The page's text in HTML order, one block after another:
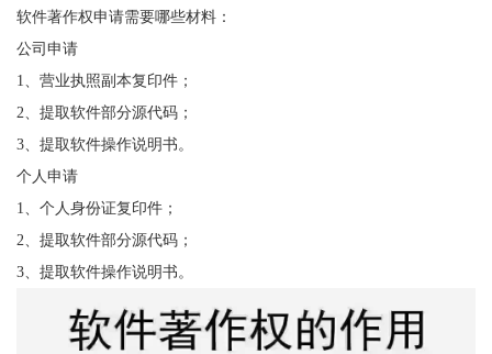
软件著作权申请需要哪些材料：
公司申请
1、营业执照副本复印件；
2、提取软件部分源代码；
3、提取软件操作说明书。
个人申请
1、个人身份证复印件；
2、提取软件部分源代码；
3、提取软件操作说明书。